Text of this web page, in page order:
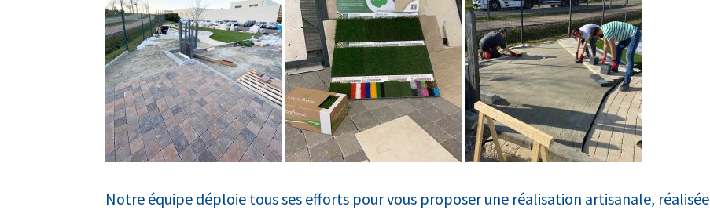
Notre équipe déploie tous ses efforts pour vous proposer une réalisation artisanale, réalisée